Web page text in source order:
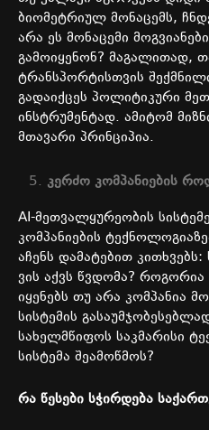
ბიომეტრიულ მონაცემს,
არა ეს მონაცემი
გამოიყენონ? მაგალითად,
ტრანსპორტისთვის
გადაიქცეს პოლიტიკური
ინსტრუმენტად. ამიტომ
მთავარი პრინციპია.
კერძო კომპანიების
AI-მეთვალყურეობის
კომპანიების
აჩენს დამატებით კითხვებს:
ვის აქვს წვდომა? როგორია
იყენებს თუ არა კომპანია
სისტემის
სახელმწიფოს საკმარისი
სისტემა შეამოწმოს?
რა წესები სჭირდება